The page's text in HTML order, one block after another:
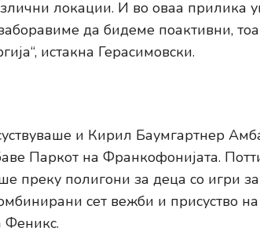
локации. И во оваа прилика
да бидеме поактивни, тоа
истакна Герасимовски.
и Кирил Баумгартнер
Паркот на Франкофонијата.
преку полигони за деца со игри
сет вежби и присуство
Феникс.